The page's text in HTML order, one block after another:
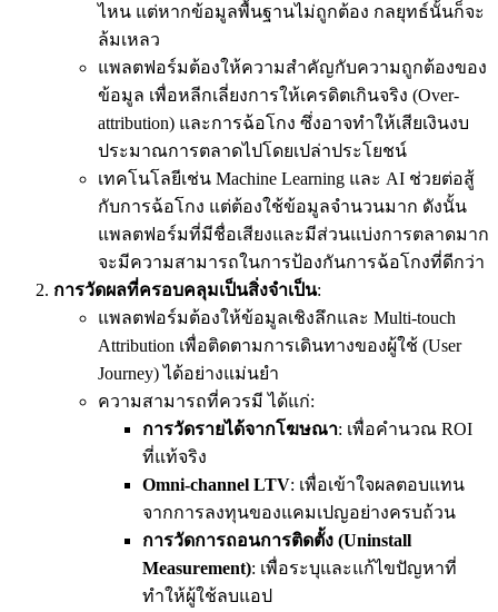
ไหน แต่หากข้อมูลพื้นฐานไม่ถูกต้อง กลยุทธ์นั้นก็จะ
ล้มเหลว
แพลตฟอร์มต้องให้ความสำคัญกับความถูกต้องของ
ข้อมูล เพื่อหลีกเลี่ยงการให้เครดิตเกินจริง (Over-
attribution) และการฉ้อโกง ซึ่งอาจทำให้เสียเงินงบ
ประมาณการตลาดไปโดยเปล่าประโยชน์
เทคโนโลยีเช่น Machine Learning และ AI ช่วยต่อสู้
กับการฉ้อโกง แต่ต้องใช้ข้อมูลจำนวนมาก ดังนั้น
แพลตฟอร์มที่มีชื่อเสียงและมีส่วนแบ่งการตลาดมาก
จะมีความสามารถในการป้องกันการฉ้อโกงที่ดีกว่า
การวัดผลที่ครอบคลุมเป็นสิ่งจำเป็น:
แพลตฟอร์มต้องให้ข้อมูลเชิงลึกและ Multi-touch
Attribution เพื่อติดตามการเดินทางของผู้ใช้ (User
Journey) ได้อย่างแม่นยำ
ความสามารถที่ควรมี ได้แก่:
การวัดรายได้จากโฆษณา: เพื่อคำนวณ ROI
ที่แท้จริง
Omni-channel LTV: เพื่อเข้าใจผลตอบแทน
จากการลงทุนของแคมเปญอย่างครบถ้วน
การวัดการถอนการติดตั้ง (Uninstall
Measurement): เพื่อระบุและแก้ไขปัญหาที่
ทำให้ผู้ใช้ลบแอป